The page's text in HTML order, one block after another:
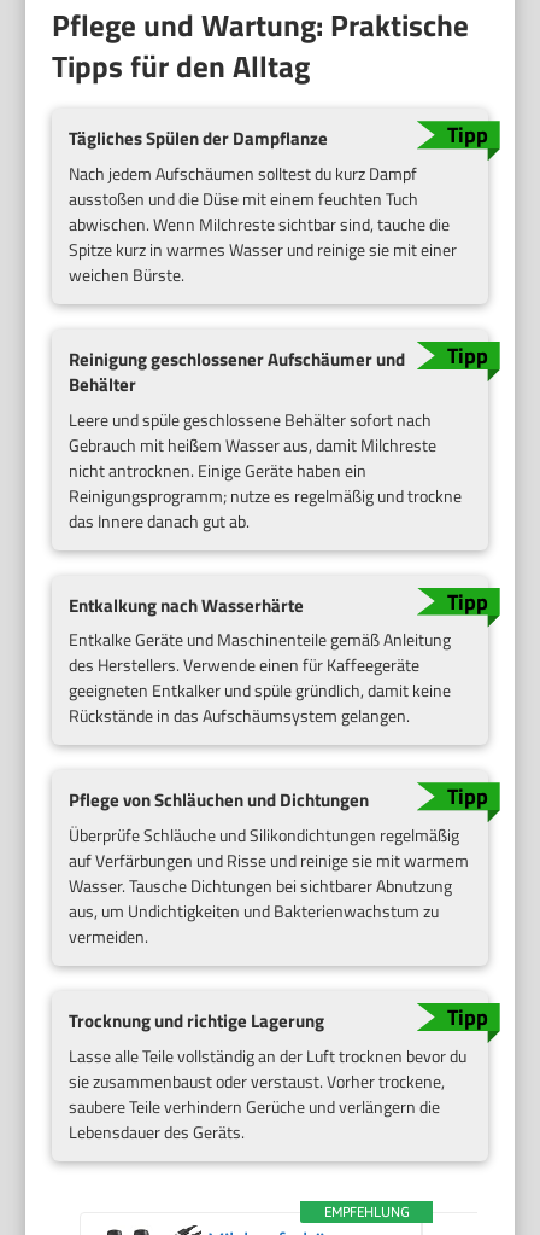
Pflege und Wartung: Praktische
Tipps für den Alltag
Tägliches Spülen der Dampflanze
Nach jedem Aufschäumen solltest du kurz Dampf
ausstoßen und die Düse mit einem feuchten Tuch
abwischen. Wenn Milchreste sichtbar sind, tauche die
Spitze kurz in warmes Wasser und reinige sie mit einer
weichen Bürste.
Reinigung geschlossener Aufschäumer und
Behälter
Leere und spüle geschlossene Behälter sofort nach
Gebrauch mit heißem Wasser aus, damit Milchreste
nicht antrocknen. Einige Geräte haben ein
Reinigungsprogramm; nutze es regelmäßig und trockne
das Innere danach gut ab.
Entkalkung nach Wasserhärte
Entkalke Geräte und Maschinenteile gemäß Anleitung
des Herstellers. Verwende einen für Kaffeegeräte
geeigneten Entkalker und spüle gründlich, damit keine
Rückstände in das Aufschäumsystem gelangen.
Pflege von Schläuchen und Dichtungen
Überprüfe Schläuche und Silikondichtungen regelmäßig
auf Verfärbungen und Risse und reinige sie mit warmem
Wasser. Tausche Dichtungen bei sichtbarer Abnutzung
aus, um Undichtigkeiten und Bakterienwachstum zu
vermeiden.
Trocknung und richtige Lagerung
Lasse alle Teile vollständig an der Luft trocknen bevor du
sie zusammenbaust oder verstaust. Vorher trockene,
saubere Teile verhindern Gerüche und verlängern die
Lebensdauer des Geräts.
EMPFEHLUNG